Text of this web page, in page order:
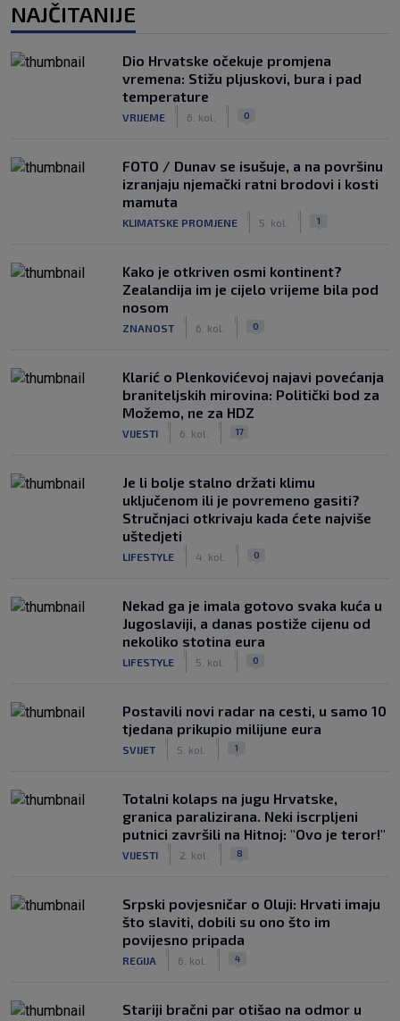
NAJČITANIJE
Dio Hrvatske očekuje promjena
vremena: Stižu pljuskovi, bura i pad
temperature
VRIJEME 6. kol. 0
FOTO / Dunav se isušuje, a na površinu
izranjaju njemački ratni brodovi i kosti
mamuta
KLIMATSKE PROMJENE 5. kol. 1
Kako je otkriven osmi kontinent?
Zealandija im je cijelo vrijeme bila pod
nosom
ZNANOST 6. kol. 0
Klarić o Plenkovićevoj najavi povećanja
braniteljskih mirovina: Politički bod za
Možemo, ne za HDZ
VIJESTI 6. kol. 17
Je li bolje stalno držati klimu
uključenom ili je povremeno gasiti?
Stručnjaci otkrivaju kada ćete najviše
uštedjeti
LIFESTYLE 4. kol. 0
Nekad ga je imala gotovo svaka kuća u
Jugoslaviji, a danas postiže cijenu od
nekoliko stotina eura
LIFESTYLE 5. kol. 0
Postavili novi radar na cesti, u samo 10
tjedana prikupio milijune eura
SVIJET 5. kol. 1
Totalni kolaps na jugu Hrvatske,
granica paralizirana. Neki iscrpljeni
putnici završili na Hitnoj: "Ovo je teror!"
VIJESTI 2. kol. 8
Srpski povjesničar o Oluji: Hrvati imaju
što slaviti, dobili su ono što im
povijesno pripada
REGIJA 6. kol. 4
Stariji bračni par otišao na odmor u